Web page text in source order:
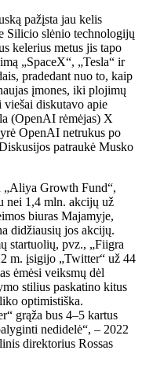
pažįsta jau kelis
Silicio slėnio technologijų
kelerius metus jis tapo
„SpaceX“, „Tesla“ ir
pradedant nuo to, kaip
įmones, iki plojimų
viešai diskutavo apie
(OpenAI rėmėjas) X
OpenAI netrukus po
patraukė Musko
„Aliya Growth Fund“,
nei 1,4 mln. akcijų už
biuras Majamyje,
didžiausių jos akcijų.
startuolių, pvz., „Fiigra
m. įsigijo „Twitter“ už 44
ėmėsi veiksmų dėl
stilius paskatino kitus
optimistiška.
grąža bus 4–5 kartus
nedidelė“, – 2022
direktorius Rossas